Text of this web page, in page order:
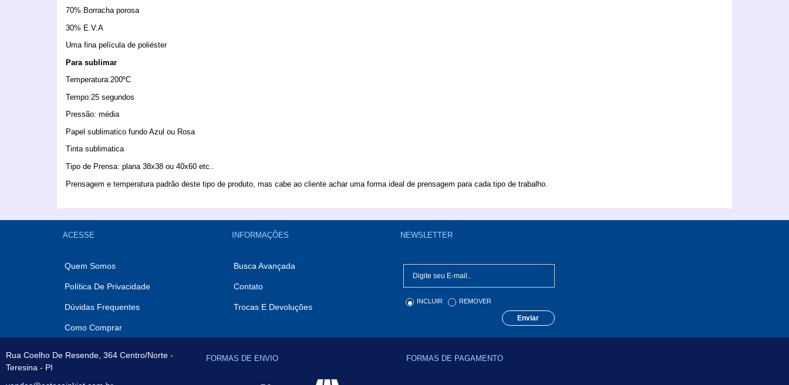
70% Borracha porosa
30% E.V.A
Uma fina película de poliéster
Para sublimar
Temperatura:200ºC
Tempo:25 segundos
Pressão: média
Papel sublimatico fundo Azul ou Rosa
Tinta sublimatica
Tipo de Prensa: plana 38x38 ou 40x60 etc..
Prensagem e temperatura padrão deste tipo de produto, mas cabe ao cliente achar uma forma ideal de prensagem para cada tipo de trabalho.
ACESSE
Quem Somos
Política De Privacidade
Dúvidas Frequentes
Como Comprar
INFORMAÇÕES
Busca Avançada
Contato
Trocas E Devoluções
NEWSLETTER
INCLUIR REMOVER
Enviar
Rua Coelho De Resende, 364 Centro/Norte -
Teresina - PI
FORMAS DE ENVIO FORMAS DE PAGAMENTO